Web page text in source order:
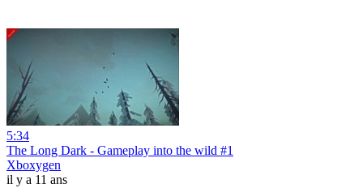
5:34
The Long Dark - Gameplay into the wild #1
Xboxygen
il y a 11 ans